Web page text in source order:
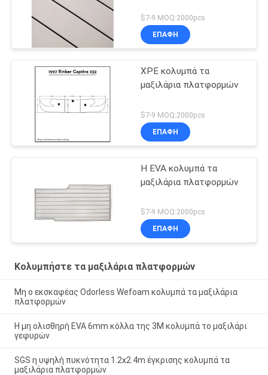
$7-9 MOQ:2000pcs
ΕΠΑΦΉ
XPE κολυμπά τα
μαξιλάρια πλατφορμών
$7-9 MOQ:2000pcs
ΕΠΑΦΉ
Η EVA κολυμπά τα
μαξιλάρια πλατφορμών
$7-9 MOQ:2000pcs
ΕΠΑΦΉ
Κολυμπήστε τα μαξιλάρια πλατφορμών
Μη ο εκσκαφέας Odorless Wefoam κολυμπά τα μαξιλάρια
πλατφορμών
Η μη ολισθηρή EVA 6mm κόλλα της 3M κολυμπά το μαξιλάρι
γεφυρών
SGS η υψηλή πυκνότητα 1.2x2.4m έγκρισης κολυμπά τα
μαξιλάρια πλατφορμών